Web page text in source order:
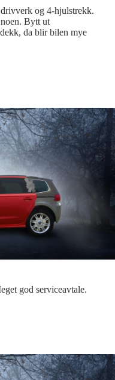
og 4-hjulstrekk.
Bytt ut
da blir bilen mye
god serviceavtale.